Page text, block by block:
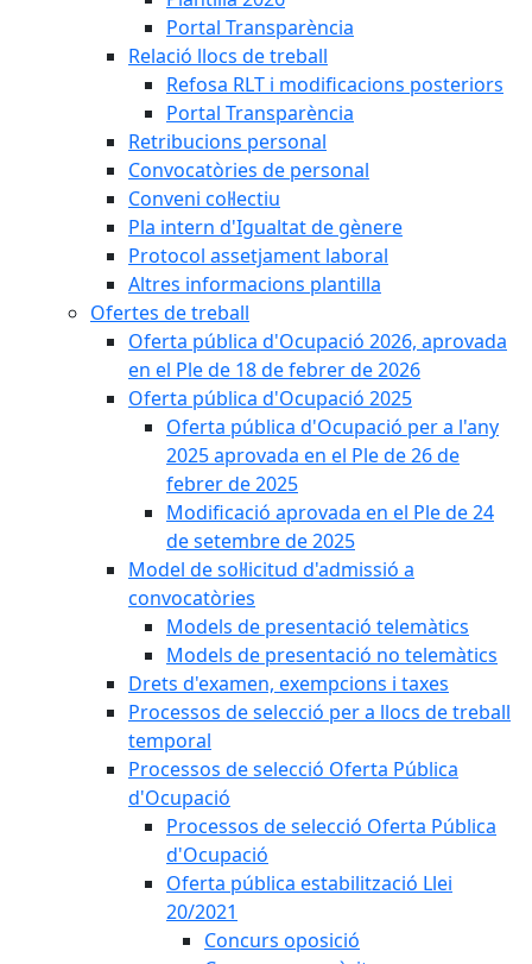
Portal Transparència
Relació llocs de treball
Refosa RLT i modificacions posteriors
Portal Transparència
Retribucions personal
Convocatòries de personal
Conveni col·lectiu
Pla intern d'Igualtat de gènere
Protocol assetjament laboral
Altres informacions plantilla
Ofertes de treball
Oferta pública d'Ocupació 2026, aprovada
en el Ple de 18 de febrer de 2026
Oferta pública d'Ocupació 2025
Oferta pública d'Ocupació per a l'any
2025 aprovada en el Ple de 26 de
febrer de 2025
Modificació aprovada en el Ple de 24
de setembre de 2025
Model de sol·licitud d'admissió a
convocatòries
Models de presentació telemàtics
Models de presentació no telemàtics
Drets d'examen, exempcions i taxes
Processos de selecció per a llocs de treball
temporal
Processos de selecció Oferta Pública
d'Ocupació
Processos de selecció Oferta Pública
d'Ocupació
Oferta pública estabilització Llei
20/2021
Concurs oposició